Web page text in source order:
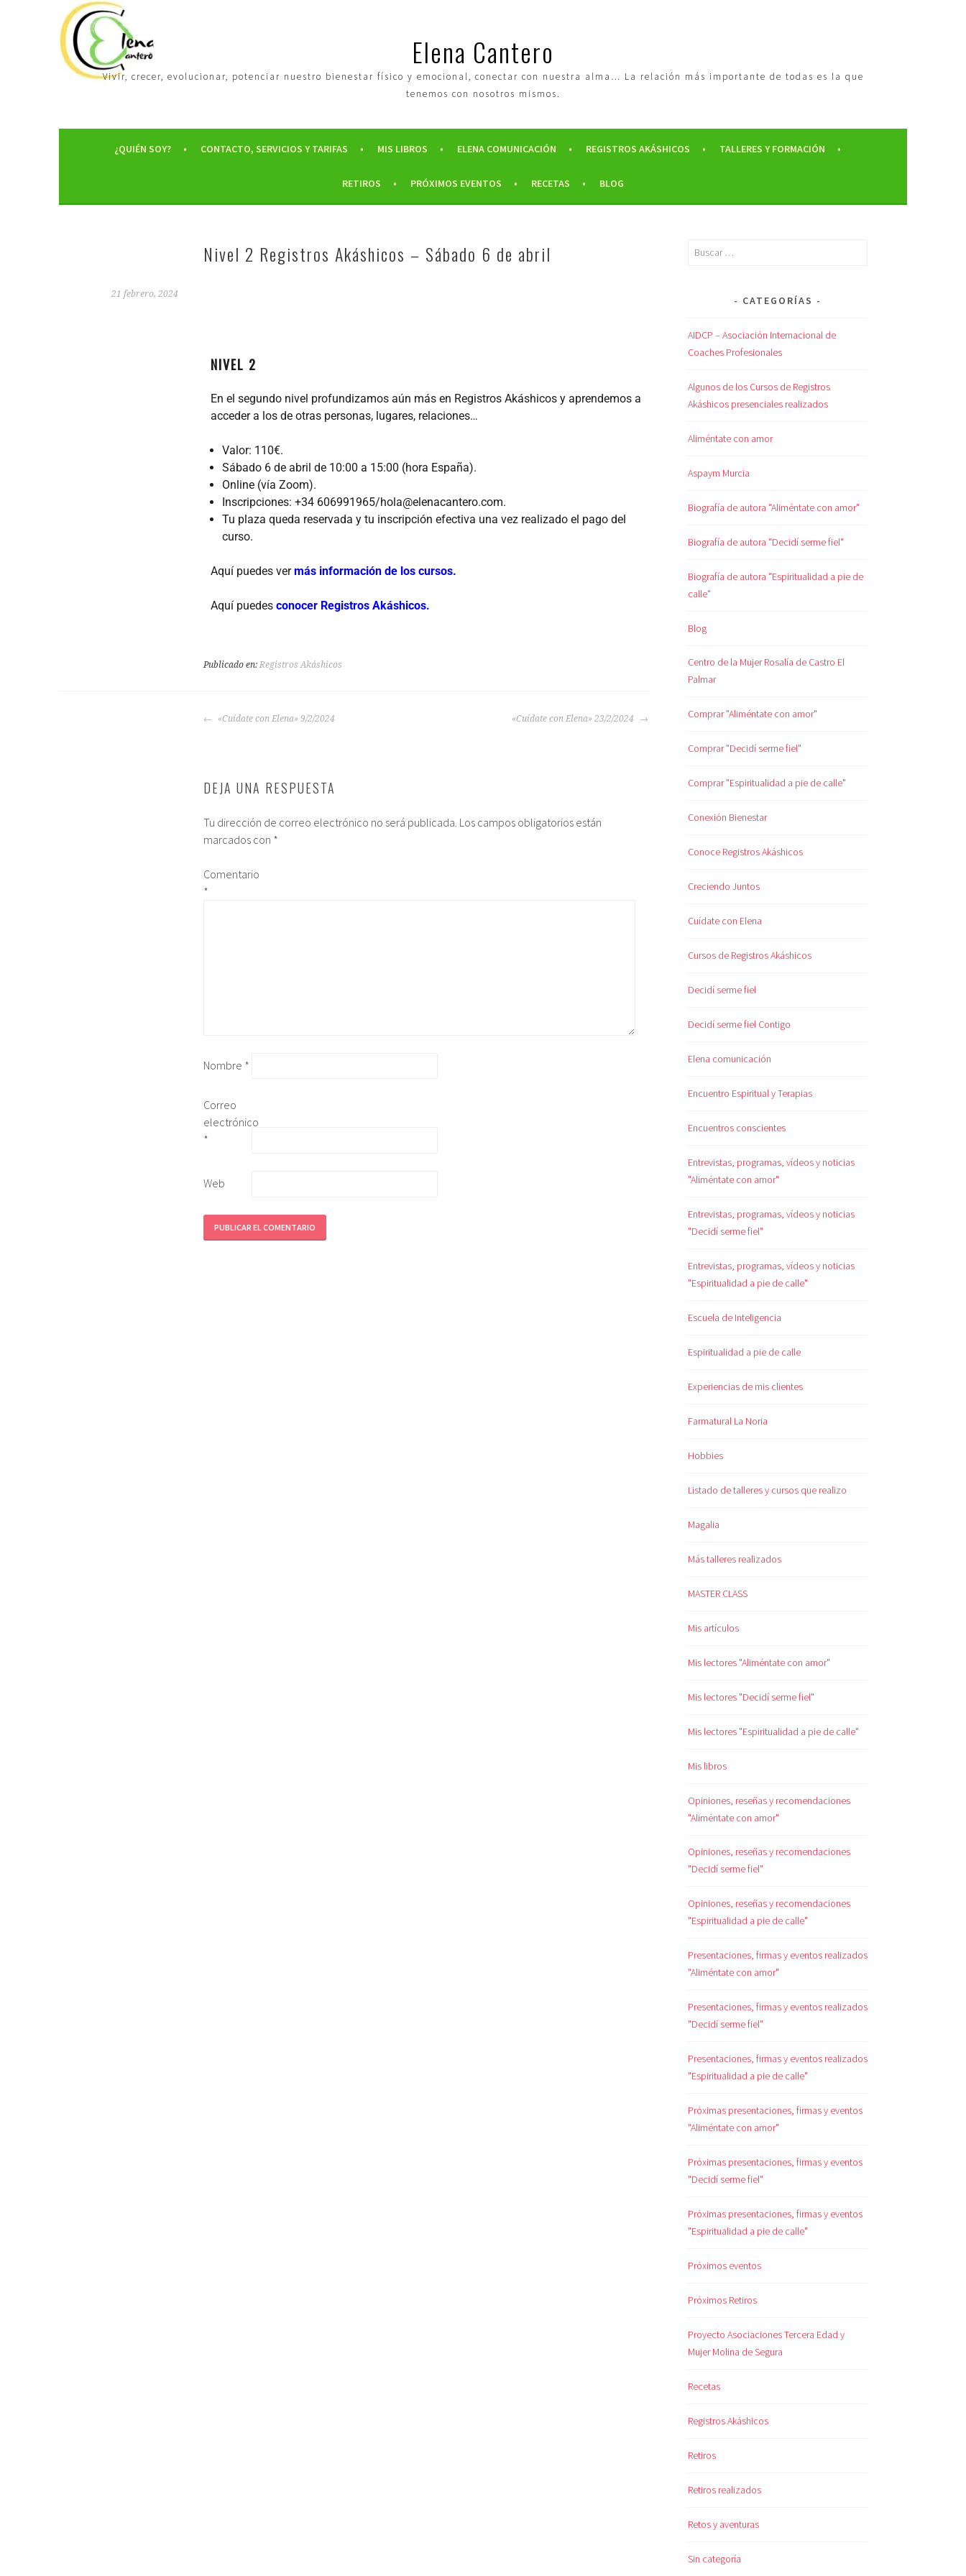
Elena Cantero
Vivir, crecer, evolucionar, potenciar nuestro bienestar físico y emocional, conectar con nuestra alma… La relación más importante de todas es la que
tenemos con nosotros mismos.
¿QUIÉN SOY? CONTACTO, SERVICIOS Y TARIFAS MIS LIBROS ELENA COMUNICACIÓN REGISTROS AKÁSHICOS TALLERES Y FORMACIÓN
RETIROS PRÓXIMOS EVENTOS RECETAS BLOG
Nivel 2 Registros Akáshicos – Sábado 6 de abril
21 febrero, 2024
NIVEL 2
En el segundo nivel profundizamos aún más en Registros Akáshicos y aprendemos a
acceder a los de otras personas, lugares, relaciones…
Valor: 110€.
Sábado 6 de abril de 10:00 a 15:00 (hora España).
Online (vía Zoom).
Inscripciones: +34 606991965/hola@elenacantero.com.
Tu plaza queda reservada y tu inscripción efectiva una vez realizado el pago del
curso.
Aquí puedes ver más información de los cursos.
Aquí puedes conocer Registros Akáshicos.
Publicado en:Registros Akáshicos
«Cuídate con Elena» 9/2/2024 «Cuídate con Elena» 23/2/2024
DEJA UNA RESPUESTA
Tu dirección de correo electrónico no será publicada. Los campos obligatorios están
marcados con *
Comentario
*
Nombre *
Correo
electrónico
*
Web
CATEGORÍAS
AIDCP – Asociación Internacional de
Coaches Profesionales
Algunos de los Cursos de Registros
Akáshicos presenciales realizados
Aliméntate con amor
Aspaym Murcia
Biografía de autora "Aliméntate con amor"
Biografía de autora "Decidí serme fiel"
Biografía de autora "Espiritualidad a pie de
calle"
Blog
Centro de la Mujer Rosalía de Castro El
Palmar
Comprar "Aliméntate con amor"
Comprar "Decidí serme fiel"
Comprar "Espiritualidad a pie de calle"
Conexión Bienestar
Conoce Registros Akáshicos
Creciendo Juntos
Cuídate con Elena
Cursos de Registros Akáshicos
Decidí serme fiel
Decidí serme fiel Contigo
Elena comunicación
Encuentro Espiritual y Terapias
Encuentros conscientes
Entrevistas, programas, vídeos y noticias
"Aliméntate con amor"
Entrevistas, programas, vídeos y noticias
"Decidí serme fiel"
Entrevistas, programas, vídeos y noticias
"Espiritualidad a pie de calle"
Escuela de Inteligencia
Espiritualidad a pie de calle
Experiencias de mis clientes
Farmatural La Noria
Hobbies
Listado de talleres y cursos que realizo
Magalia
Más talleres realizados
MASTER CLASS
Mis artículos
Mis lectores "Aliméntate con amor"
Mis lectores "Decidí serme fiel"
Mis lectores "Espiritualidad a pie de calle"
Mis libros
Opiniones, reseñas y recomendaciones
"Aliméntate con amor"
Opiniones, reseñas y recomendaciones
"Decidí serme fiel"
Opiniones, reseñas y recomendaciones
"Espiritualidad a pie de calle"
Presentaciones, firmas y eventos realizados
"Aliméntate con amor"
Presentaciones, firmas y eventos realizados
"Decidí serme fiel"
Presentaciones, firmas y eventos realizados
"Espiritualidad a pie de calle"
Próximas presentaciones, firmas y eventos
"Aliméntate con amor"
Próximas presentaciones, firmas y eventos
"Decidí serme fiel"
Próximas presentaciones, firmas y eventos
"Espiritualidad a pie de calle"
Próximos eventos
Próximos Retiros
Proyecto Asociaciones Tercera Edad y
Mujer Molina de Segura
Recetas
Registros Akáshicos
Retiros
Retiros realizados
Retos y aventuras
Sin categoría